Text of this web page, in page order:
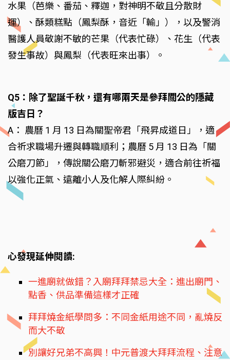
水果（芭樂、番茄、釋迦，對神明不敬且分散財
運）、酥類糕點（鳳梨酥，音近「輸」），以及警消
醫護人員敬謝不敏的芒果（代表忙碌）、花生（代表
發生事故）與鳳梨（代表旺來出事）。
Q5：除了聖誕千秋，還有哪兩天是參拜關公的隱藏
版吉日？
A： 農曆 1 月 13 日為關聖帝君「飛昇成道日」，適
合祈求職場升遷與轉職順利；農曆 5 月 13 日為「關
公磨刀節」，傳說關公磨刀斬邪避災，適合前往祈福
以強化正氣、遠離小人及化解人際糾紛。
心發現延伸閱讀:
一進廟就做錯？入廟拜拜禁忌大全：進出廟門、
點香、供品準備這樣才正確
拜拜燒金紙學問多：不同金紙用途不同，亂燒反
而大不敬
別讓好兄弟不高興！中元普渡大拜拜流程、注意